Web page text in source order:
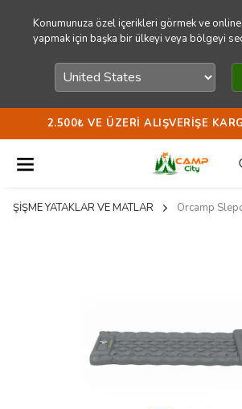
Konumunuza özel içerikleri görmek ve online
yapmak için başka bir ülkeyi veya bölgeyi
2.500₺ VE ÜZERI ALIŞVERIŞE
ŞİŞME YATAKLAR VE MATLAR Orcamp